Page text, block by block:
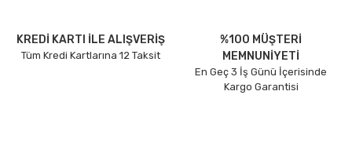
KREDİ KARTI İLE ALIŞVERİŞ
Tüm Kredi Kartlarına 12 Taksit
%100 MÜŞTERİ
MEMNUNİYETİ
En Geç 3 İş Günü İçerisinde
Kargo Garantisi